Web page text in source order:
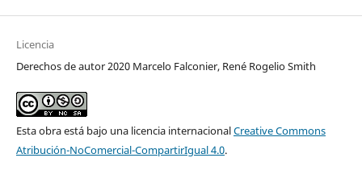
Licencia
Derechos de autor 2020 Marcelo Falconier, René Rogelio Smith
Esta obra está bajo una licencia internacionalCreative Commons
Atribución-NoComercial-CompartirIgual 4.0.